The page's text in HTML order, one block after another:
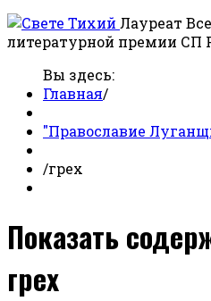
Лауреат
литературной премии СП
Вы здесь:
Главная/
"Православие
/грех
Показать
грех